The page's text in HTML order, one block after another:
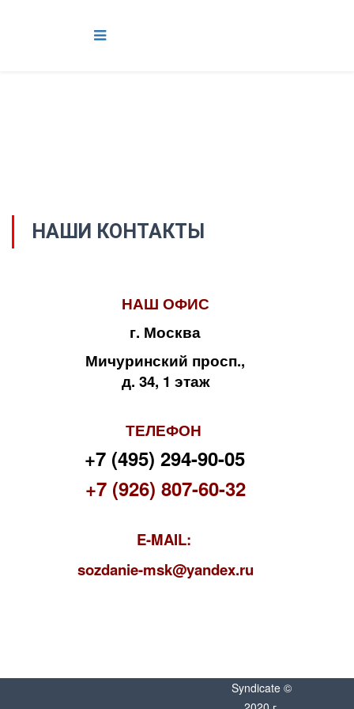
НАШИ КОНТАКТЫ
НАШ ОФИС
г. Москва
Мичуринский просп.,
д. 34, 1 этаж
ТЕЛЕФОН
+7 (495) 294-90-05
+7 (926) 807-60-32
E-MAIL:
sozdanie-msk@yandex.ru
Syndicate ©